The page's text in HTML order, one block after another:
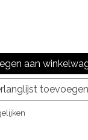
aan
toevoegen